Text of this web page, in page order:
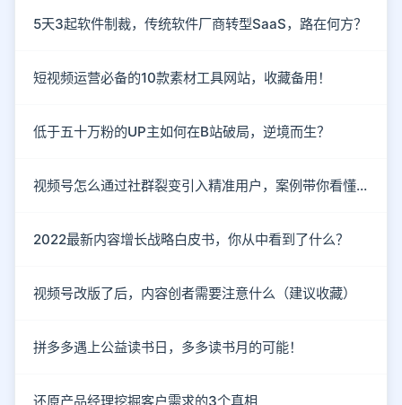
5天3起软件制裁，传统软件厂商转型SaaS，路在何方？
短视频运营必备的10款素材工具网站，收藏备用！
低于五十万粉的UP主如何在B站破局，逆境而生？
视频号怎么通过社群裂变引入精准用户，案例带你看懂！
2022最新内容增长战略白皮书，你从中看到了什么？
视频号改版了后，内容创者需要注意什么（建议收藏）
拼多多遇上公益读书日，多多读书月的可能！
还原产品经理挖掘客户需求的3个真相